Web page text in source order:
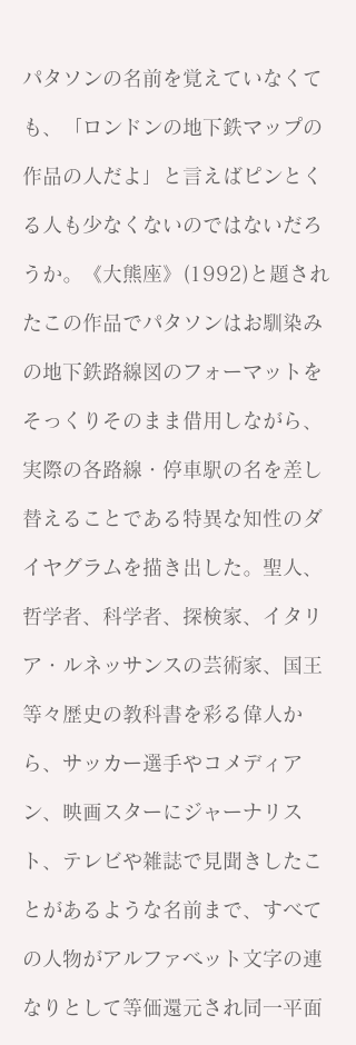
パタソンの名前を覚えていなくて
も、「ロンドンの地下鉄マップの
作品の人だよ」と言えばピンとく
る人も少なくないのではないだろ
うか。《大熊座》(1992)と題され
たこの作品でパタソンはお馴染み
の地下鉄路線図のフォーマットを
そっくりそのまま借用しながら、
実際の各路線・停車駅の名を差し
替えることである特異な知性のダ
イヤグラムを描き出した。聖人、
哲学者、科学者、探検家、イタリ
ア・ルネッサンスの芸術家、国王
等々歴史の教科書を彩る偉人か
ら、サッカー選手やコメディア
ン、映画スターにジャーナリス
ト、テレビや雑誌で見聞きしたこ
とがあるような名前まで、すべて
の人物がアルファベット文字の連
なりとして等価還元され同一平面